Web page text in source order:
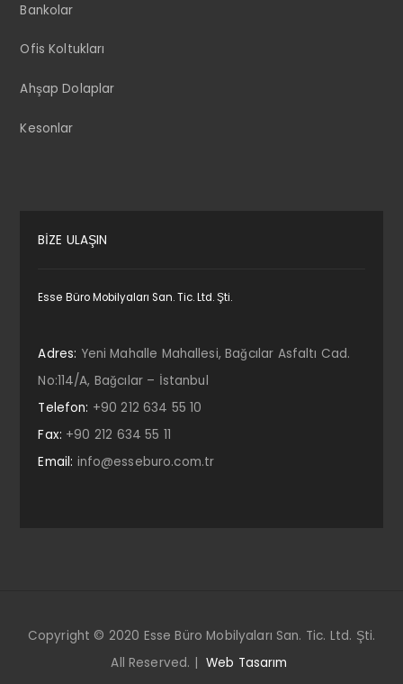
Bankolar
Ofis Koltukları
Ahşap Dolaplar
Kesonlar
BİZE ULAŞIN
Esse Büro Mobilyaları San. Tic. Ltd. Şti.
Adres: Yeni Mahalle Mahallesi, Bağcılar Asfaltı Cad.
No:114/A, Bağcılar – İstanbul
Telefon: +90 212 634 55 10
Fax: +90 212 634 55 11
Email: info@esseburo.com.tr
Copyright © 2020 Esse Büro Mobilyaları San. Tic. Ltd. Şti.
All Reserved. | Web Tasarım